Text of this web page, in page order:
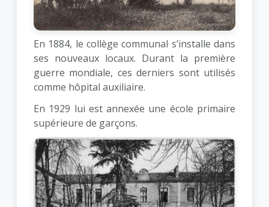
En 1884, le collège communal s’installe dans
ses nouveaux locaux. Durant la première
guerre mondiale, ces derniers sont utilisés
comme hôpital auxiliaire.
En 1929 lui est annexée une école primaire
supérieure de garçons.